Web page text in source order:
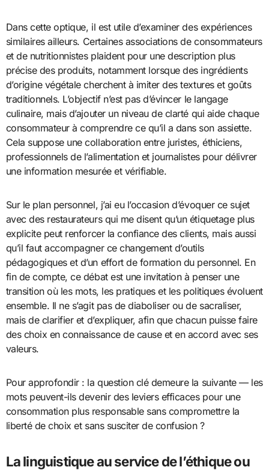
Dans cette optique, il est utile d’examiner des expériences
similaires ailleurs. Certaines associations de consommateurs
et de nutritionnistes plaident pour une description plus
précise des produits, notamment lorsque des ingrédients
d’origine végétale cherchent à imiter des textures et goûts
traditionnels. L’objectif n’est pas d’évincer le langage
culinaire, mais d’ajouter un niveau de clarté qui aide chaque
consommateur à comprendre ce qu’il a dans son assiette.
Cela suppose une collaboration entre juristes, éthiciens,
professionnels de l’alimentation et journalistes pour délivrer
une information mesurée et vérifiable.
Sur le plan personnel, j’ai eu l’occasion d’évoquer ce sujet
avec des restaurateurs qui me disent qu’un étiquetage plus
explicite peut renforcer la confiance des clients, mais aussi
qu’il faut accompagner ce changement d’outils
pédagogiques et d’un effort de formation du personnel. En
fin de compte, ce débat est une invitation à penser une
transition où les mots, les pratiques et les politiques évoluent
ensemble. Il ne s’agit pas de diaboliser ou de sacraliser,
mais de clarifier et d’expliquer, afin que chacun puisse faire
des choix en connaissance de cause et en accord avec ses
valeurs.
Pour approfondir : la question clé demeure la suivante — les
mots peuvent-ils devenir des leviers efficaces pour une
consommation plus responsable sans compromettre la
liberté de choix et sans susciter de confusion ?
La linguistique au service de l’éthique ou